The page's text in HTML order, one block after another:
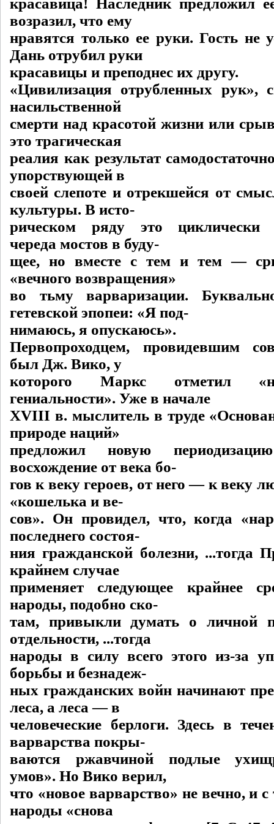
красавица! Наследник предложил
возразил, что ему
нравятся только ее руки. Гость не
Дань отрубил руки
красавицы и преподнес их другу.
«Цивилизация отрубленных рук»,
насильственной
смерти над красотой жизни или
это трагическая
реалия как результат
упорствующей в
своей слепоте и отрекшейся от
культуры. В исто-
рическом ряду это циклически
череда мостов в буду-
щее, но вместе с тем и тем —
«вечного возвращения»
во тьму варваризации.
гетевской эпопеи: «Я под-
нимаюсь, я опускаюсь».
Первопроходцем, провидевшим
был Дж. Вико, у
которого Маркс отметил
гениальности». Уже в начале
XVIII в. мыслитель в труде
природе наций»
предложил новую
восхождение от века бо-
гов к веку героев, от него — к веку
«кошелька и ве-
сов». Он провидел, что, когда
последнего состоя-
ния гражданской болезни, ...тогда
крайнем случае
применяет следующее крайнее
народы, подобно ско-
там, привыкли думать о личной
отдельности, ...тогда
народы в силу всего этого из-за
борьбы и безнадеж-
ных гражданских войн начинают
леса, а леса — в
человеческие берлоги. Здесь в
варварства покры-
ваются ржавчиной подлые
умов». Но Вико верил,
что «новое варварство» не вечно, и
народы «снова